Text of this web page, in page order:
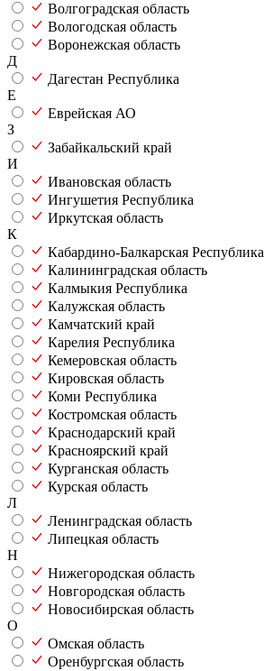
Волгоградская область
Вологодская область
Воронежская область
Д
Дагестан Республика
Е
Еврейская АО
З
Забайкальский край
И
Ивановская область
Ингушетия Республика
Иркутская область
К
Кабардино-Балкарская Республика
Калининградская область
Калмыкия Республика
Калужская область
Камчатский край
Карелия Республика
Кемеровская область
Кировская область
Коми Республика
Костромская область
Краснодарский край
Красноярский край
Курганская область
Курская область
Л
Ленинградская область
Липецкая область
Н
Нижегородская область
Новгородская область
Новосибирская область
О
Омская область
Оренбургская область